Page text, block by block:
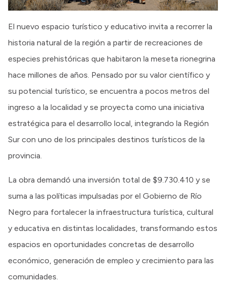
El nuevo espacio turístico y educativo invita a recorrer la
historia natural de la región a partir de recreaciones de
especies prehistóricas que habitaron la meseta rionegrina
hace millones de años. Pensado por su valor científico y
su potencial turístico, se encuentra a pocos metros del
ingreso a la localidad y se proyecta como una iniciativa
estratégica para el desarrollo local, integrando la Región
Sur con uno de los principales destinos turísticos de la
provincia.
La obra demandó una inversión total de $9.730.410 y se
suma a las políticas impulsadas por el Gobierno de Río
Negro para fortalecer la infraestructura turística, cultural
y educativa en distintas localidades, transformando estos
espacios en oportunidades concretas de desarrollo
económico, generación de empleo y crecimiento para las
comunidades.